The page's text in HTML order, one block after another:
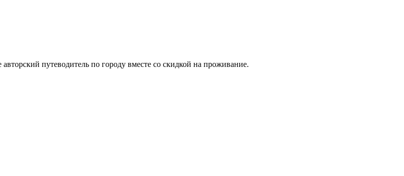
путеводитель по городу вместе со скидкой на проживание.